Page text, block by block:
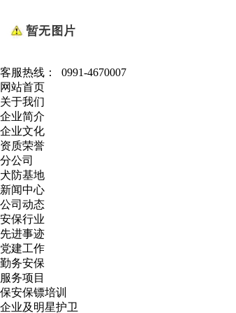
客服热线：
0991-4670007
网站首页
关于我们
企业简介
企业文化
资质荣誉
分公司
犬防基地
新闻中心
公司动态
安保行业
先进事迹
党建工作
勤务安保
服务项目
保安保镖培训
企业及明星护卫